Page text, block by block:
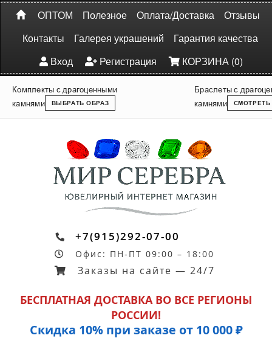
ОПТОМ Полезное Оплата/Доставка
Отзывы
Контакты
Галерея украшений
Гарантия качества
Вход
Регистрация КОРЗИНА (0)
Комплекты с драгоценными
камнями
ВЫБРАТЬ ОБРАЗ
Браслеты с
камнями
СМОТРЕТЬ
+7(915)292-07-00
Офис: ПН-ПТ 09:00 – 18:00
Заказы на сайте — 24/7
БЕСПЛАТНАЯ ДОСТАВКА ВО ВСЕ РЕГИОНЫ
РОССИИ!
Скидка 10% при заказе от 10 000 ₽